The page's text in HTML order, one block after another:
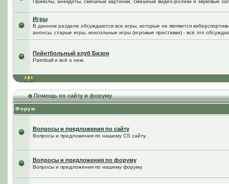
Приколы, анекдоты, смешные картинки, смешные видео-ролики и звуковые
Игры
В данном разделе обсуждаются все игры, которые не являются
анонсы, старые игры, консольные игры (игровые приставки) - всё это
Пейнтбольный клуб Бизон
Paintball и всё о нем.
Помощь по сайту и форуму
Форум
Вопросы и предложения по сайту
Вопросы и предложения по нашему CS сайту.
Вопросы и предложения по форуму
Вопросы и предложения по нашему форуму.